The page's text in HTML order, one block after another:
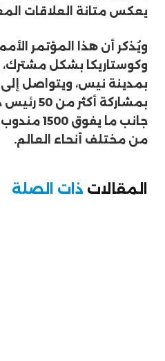
يعكس متانة العلاقات
ويُذكر أن هذا المؤتمر
وكوستاريكا بشكل مشترك،
بمدينة نيس، ويتواصل إلى
بمشاركة
من مختلف أنحاء العالم.
المقالات ذات الصلة